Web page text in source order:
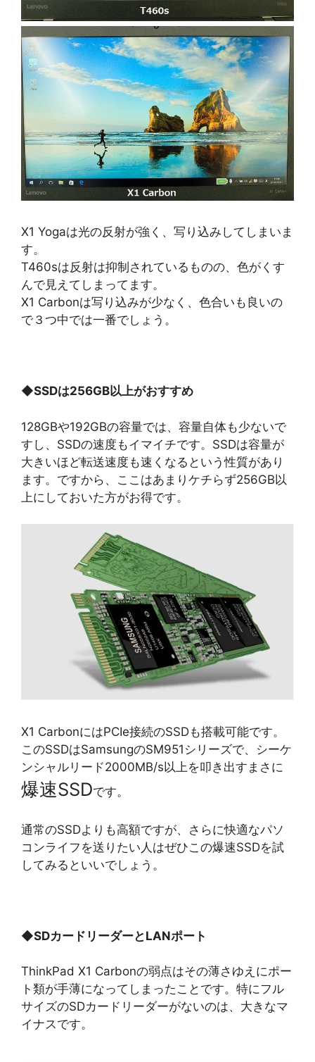
X1 Yogaは光の反射が強く、写り込みしてしまいま
す。
T460sは反射は抑制されているものの、色がくす
んで見えてしまってます。
X1 Carbonは写り込みが少なく、色合いも良いの
で３つ中では一番でしょう。
◆SSDは256GB以上がおすすめ
128GBや192GBの容量では、容量自体も少ないで
すし、SSDの速度もイマイチです。SSDは容量が
大きいほど転送速度も速くなるという性質があり
ます。ですから、ここはあまりケチらず256GB以
上にしておいた方がお得です。
X1 CarbonにはPCIe接続のSSDも搭載可能です。
このSSDはSamsungのSM951シリーズで、シーケ
ンシャルリード2000MB/s以上を叩き出すまさに
爆速SSDです。
通常のSSDよりも高額ですが、さらに快適なパソ
コンライフを送りたい人はぜひこの爆速SSDを試
してみるといいでしょう。
◆SDカードリーダーとLANポート
ThinkPad X1 Carbonの弱点はその薄さゆえにポー
ト類が手薄になってしまったことです。特にフル
サイズのSDカードリーダーがないのは、大きなマ
イナスです。